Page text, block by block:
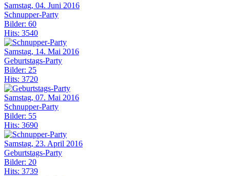
Samstag, 04. Juni 2016
Schnupper-Party
Bilder: 60
Hits: 3540
Samstag, 14. Mai 2016
Geburtstags-Party
Bilder: 25
Hits: 3720
Samstag, 07. Mai 2016
Schnupper-Party
Bilder: 55
Hits: 3690
Samstag, 23. April 2016
Geburtstags-Party
Bilder: 20
Hits: 3739